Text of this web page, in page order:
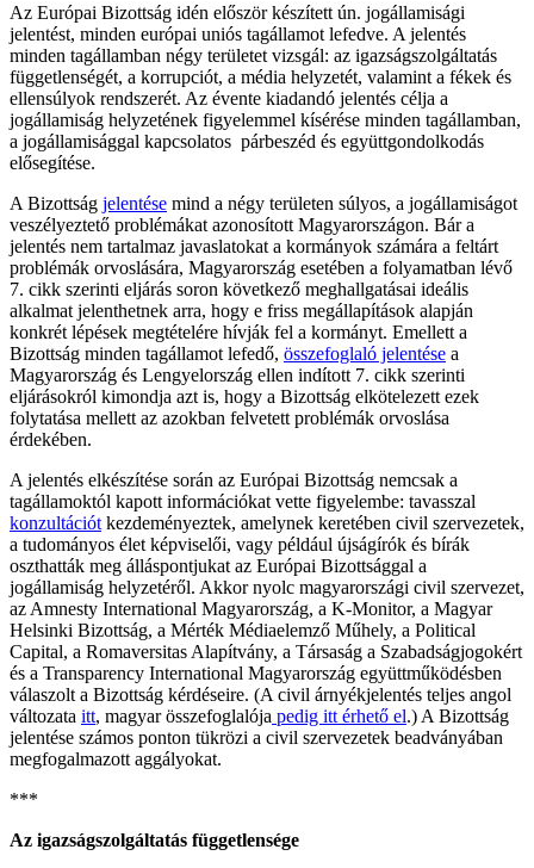
Az Európai Bizottság idén először készített ún. jogállamisági
jelentést, minden európai uniós tagállamot lefedve. A jelentés
minden tagállamban négy területet vizsgál: az igazságszolgáltatás
függetlenségét, a korrupciót, a média helyzetét, valamint a fékek és
ellensúlyok rendszerét. Az évente kiadandó jelentés célja a
jogállamiság helyzetének figyelemmel kísérése minden tagállamban,
a jogállamisággal kapcsolatos párbeszéd és együttgondolkodás
elősegítése.
A Bizottság jelentése mind a négy területen súlyos, a jogállamiságot
veszélyeztető problémákat azonosított Magyarországon. Bár a
jelentés nem tartalmaz javaslatokat a kormányok számára a feltárt
problémák orvoslására, Magyarország esetében a folyamatban lévő
7. cikk szerinti eljárás soron következő meghallgatásai ideális
alkalmat jelenthetnek arra, hogy e friss megállapítások alapján
konkrét lépések megtételére hívják fel a kormányt. Emellett a
Bizottság minden tagállamot lefedő, összefoglaló jelentése a
Magyarország és Lengyelország ellen indított 7. cikk szerinti
eljárásokról kimondja azt is, hogy a Bizottság elkötelezett ezek
folytatása mellett az azokban felvetett problémák orvoslása
érdekében.
A jelentés elkészítése során az Európai Bizottság nemcsak a
tagállamoktól kapott információkat vette figyelembe: tavasszal
konzultációt kezdeményeztek, amelynek keretében civil szervezetek,
a tudományos élet képviselői, vagy például újságírók és bírák
oszthatták meg álláspontjukat az Európai Bizottsággal a
jogállamiság helyzetéről. Akkor nyolc magyarországi civil szervezet,
az Amnesty International Magyarország, a K-Monitor, a Magyar
Helsinki Bizottság, a Mérték Médiaelemző Műhely, a Political
Capital, a Romaversitas Alapítvány, a Társaság a Szabadságjogokért
és a Transparency International Magyarország együttműködésben
válaszolt a Bizottság kérdéseire. (A civil árnyékjelentés teljes angol
változata itt, magyar összefoglalója pedig itt érhető el.) A Bizottság
jelentése számos ponton tükrözi a civil szervezetek beadványában
megfogalmazott aggályokat.
***
Az igazságszolgáltatás függetlensége